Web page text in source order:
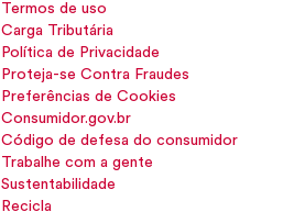
Termos de uso
Carga Tributária
Política de Privacidade
Proteja-se Contra Fraudes
Preferências de Cookies
Consumidor.gov.br
Código de defesa do consumidor
Trabalhe com a gente
Sustentabilidade
Recicla